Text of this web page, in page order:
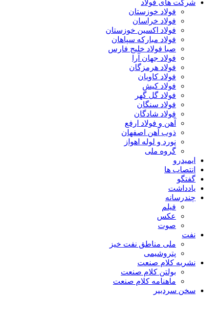
شرکت های فولاد
فولاد خوزستان
فولاد خراسان
فولاد اکسین خوزستان
فولاد مبارکه سپاهان
صبا فولاد خلیج فارس
فولاد جهان آرا
فولاد هرمزگان
فولاد کاویان
فولاد کیش
فولاد گل گهر
فولاد سنگان
فولاد شادگان
آهن و فولاد ارفع
ذوب آهن اصفهان
نورد و لوله اهواز
گروه ملی
ایمیدرو
انتصاب ها
گفتگو
یادداشت
چندرسانه
فیلم
عکس
صوت
نفت
ملی مناطق نفت خیز
پتروشیمی
نشریه کلام صنعت
بولتن کلام صنعت
ماهنامه کلام صنعت
سخن سردبیر